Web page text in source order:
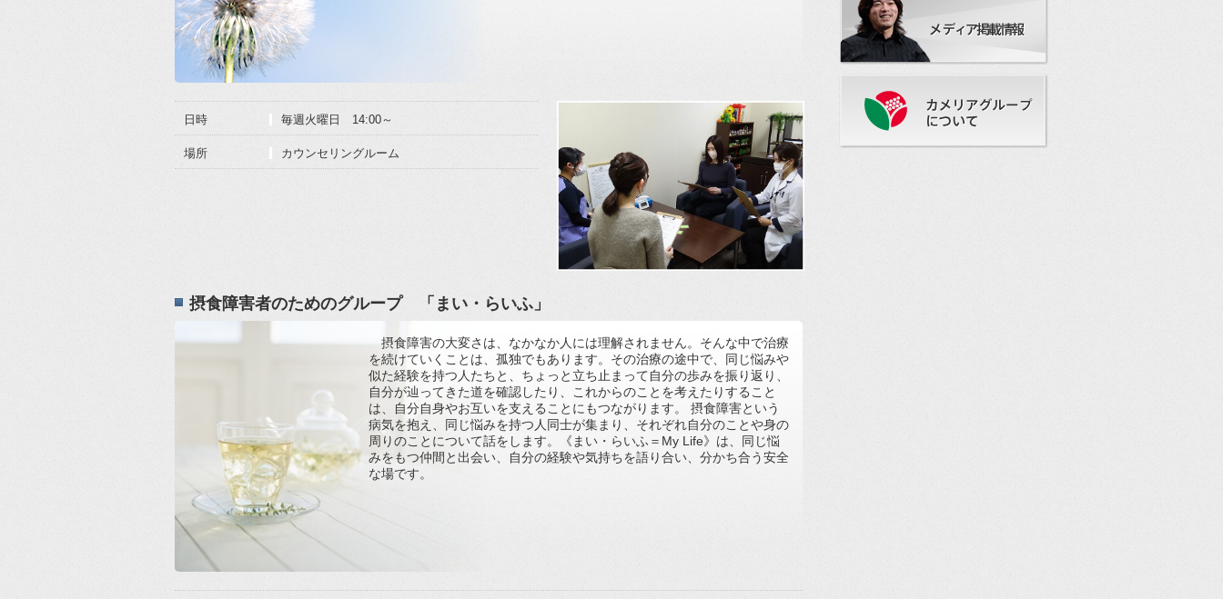
日時 毎週火曜日 14:00～
場所 カウンセリングルーム
摂食障害者のためのグループ 「まい・らいふ」
摂食障害の大変さは、なかなか人には理解されません。そんな中で治療
を続けていくことは、孤独でもあります。その治療の途中で、同じ悩みや
似た経験を持つ人たちと、ちょっと立ち止まって自分の歩みを振り返り、
自分が辿ってきた道を確認したり、これからのことを考えたりすること
は、自分自身やお互いを支えることにもつながります。 摂食障害という
病気を抱え、同じ悩みを持つ人同士が集まり、それぞれ自分のことや身の
周りのことについて話をします。《まい・らいふ＝My Life》は、同じ悩
みをもつ仲間と出会い、自分の経験や気持ちを語り合い、分かち合う安全
な場です。